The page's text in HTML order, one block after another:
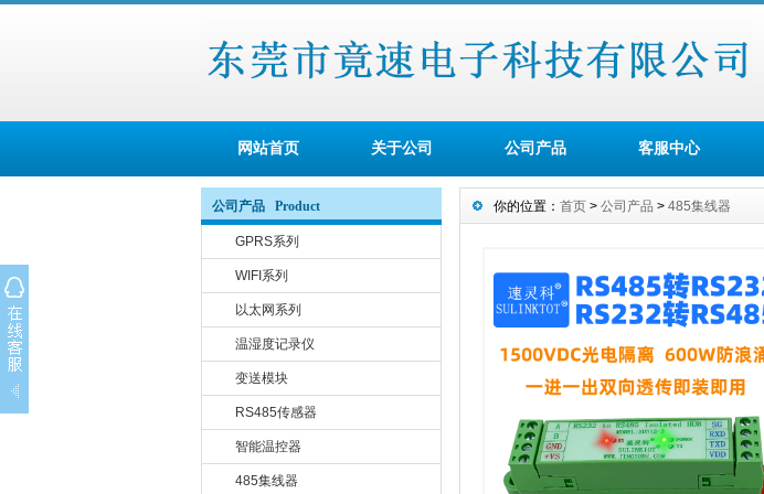
网站首页 关于公司 公司产品 客服中心
公司产品 Product
GPRS系列
WIFI系列
以太网系列
温湿度记录仪
变送模块
RS485传感器
智能温控器
485集线器
你的位置： 首页 > 公司产品 > 485集线器